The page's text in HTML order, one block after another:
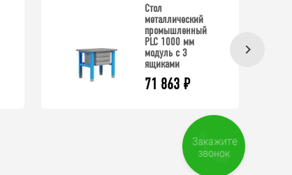
Стол
металлический
промышленный
PLC 1000 мм
модуль с 3
ящиками
71 863 ₽